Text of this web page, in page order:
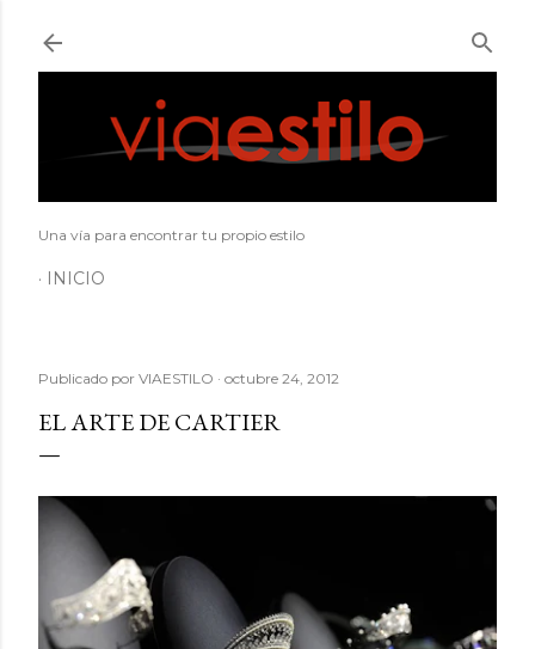
Una vía para encontrar tu propio estilo
INICIO
Publicado por VIAESTILO octubre 24, 2012
EL ARTE DE CARTIER